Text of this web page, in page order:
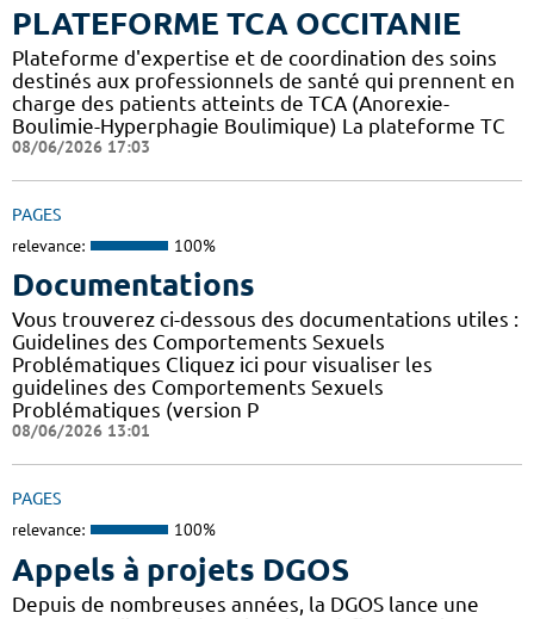
PLATEFORME TCA OCCITANIE
Plateforme d'expertise et de coordination des soins
destinés aux professionnels de santé qui prennent en
charge des patients atteints de TCA (Anorexie-
Boulimie-Hyperphagie Boulimique) La plateforme TC
08/06/2026 17:03
PAGES
relevance: 100%
Documentations
Vous trouverez ci-dessous des documentations utiles :
Guidelines des Comportements Sexuels
Problématiques Cliquez ici pour visualiser les
guidelines des Comportements Sexuels
Problématiques (version P
08/06/2026 13:01
PAGES
relevance: 100%
Appels à projets DGOS
Depuis de nombreuses années, la DGOS lance une